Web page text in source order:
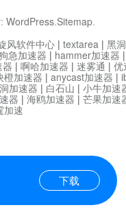
WordPress.Sitemap.
下载
风软件中心 | textarea | 黑
急加速器 | hammer加速器
| 啊哈加速器 | 迷雾通 | 优
橙加速器 | anycast加速器 |
加速器 | 白石山 | 小牛加速
器 | 海鸥加速器 | 芒果加速
加速